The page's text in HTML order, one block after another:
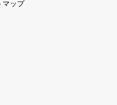
マップ